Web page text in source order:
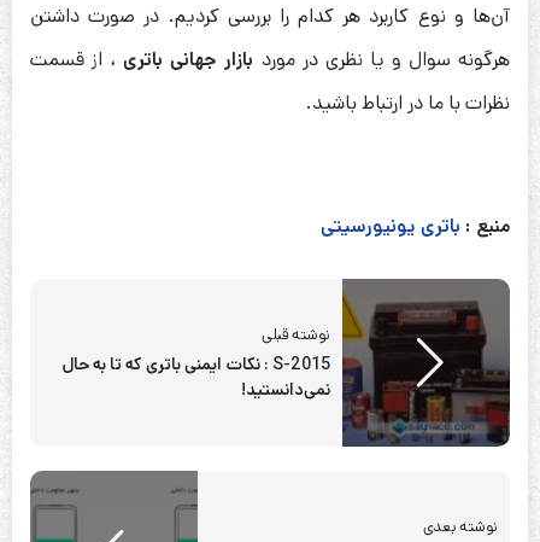
آن‌ها و نوع کاربرد هر کدام را بررسی کردیم. در صورت داشتن
هرگونه سوال و یا نظری در مورد بازار جهانی باتری، از قسمت
نظرات با ما در ارتباط باشید.
منبع : باتری یونیورسیتی
نوشته قبلی
S-2015 : نکات ایمنی باتری که تا به حال
نمی‌دانستید!
نوشته بعدی